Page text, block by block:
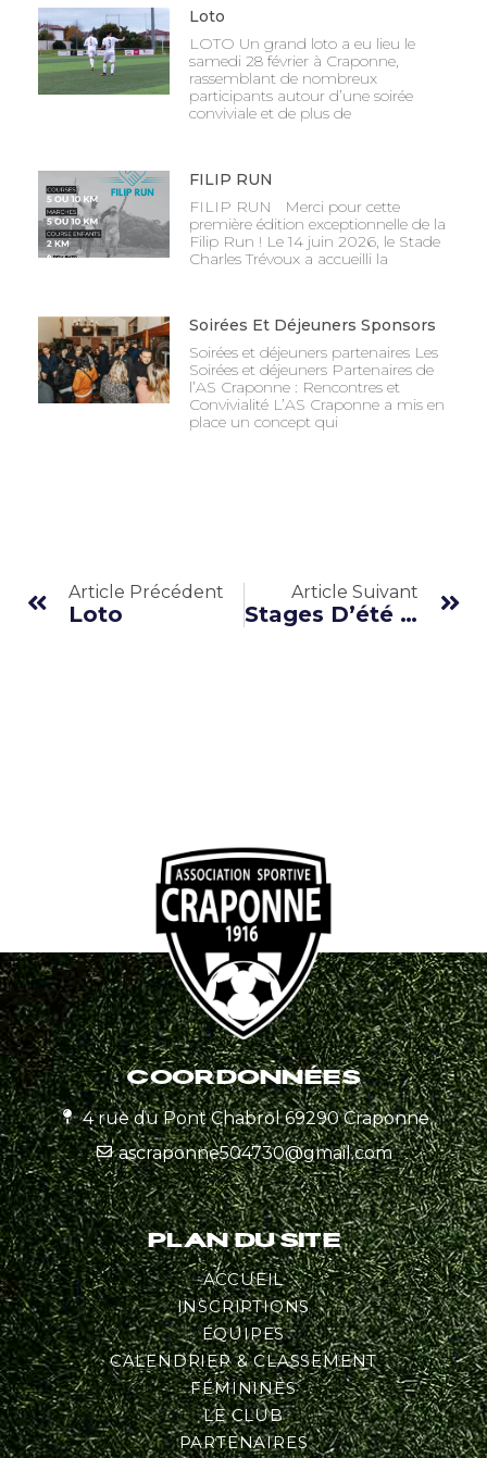
Loto
LOTO Un grand loto a eu lieu le
samedi 28 février à Craponne,
rassemblant de nombreux
participants autour d’une soirée
conviviale et de plus de
FILIP RUN
FILIP RUN Merci pour cette
première édition exceptionnelle de la
Filip Run ! Le 14 juin 2026, le Stade
Charles Trévoux a accueilli la
Soirées Et Déjeuners Sponsors
Soirées et déjeuners partenaires Les
Soirées et déjeuners Partenaires de
l’AS Craponne : Rencontres et
Convivialité L’AS Craponne a mis en
place un concept qui
Article Précédent
Loto
Article Suivant
Stages D’été 2026
COORDONNÉES
4 rue du Pont Chabrol 69290 Craponne
ascraponne504730@gmail.com
PLAN DU SITE
ACCUEIL
INSCRIPTIONS
ÉQUIPES
CALENDRIER & CLASSEMENT
FÉMININES
LE CLUB
PARTENAIRES